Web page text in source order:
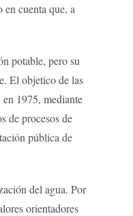
cuenta que, a
potable, pero su
El objetico de las
1975, mediante
de procesos de
pública de
del agua. Por
orientadores